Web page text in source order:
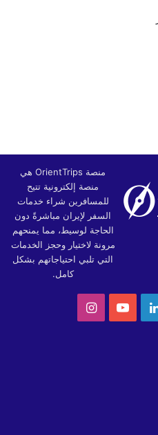
منصة OrientTrips هي
منصة إلكترونية تتيح
للمسافرين شراء خدمات
السفر لإيران مباشرةً دون
الحاجة لوسيط، مما يمنحهم
مرونة لاختيار وحجز الخدمات
التي تلبي احتياجاتهم بشكل
كامل.
لينكدإن‫YouTubeانستقرام